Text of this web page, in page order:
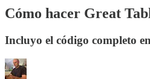
Cómo hacer Great
Incluyo el código completo